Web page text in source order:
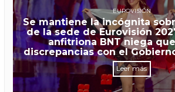
EUROVISIÓN
Se mantiene la incógnita
de la sede de Eurovisión
anfitriona BNT niega
discrepancias con el
Leer más